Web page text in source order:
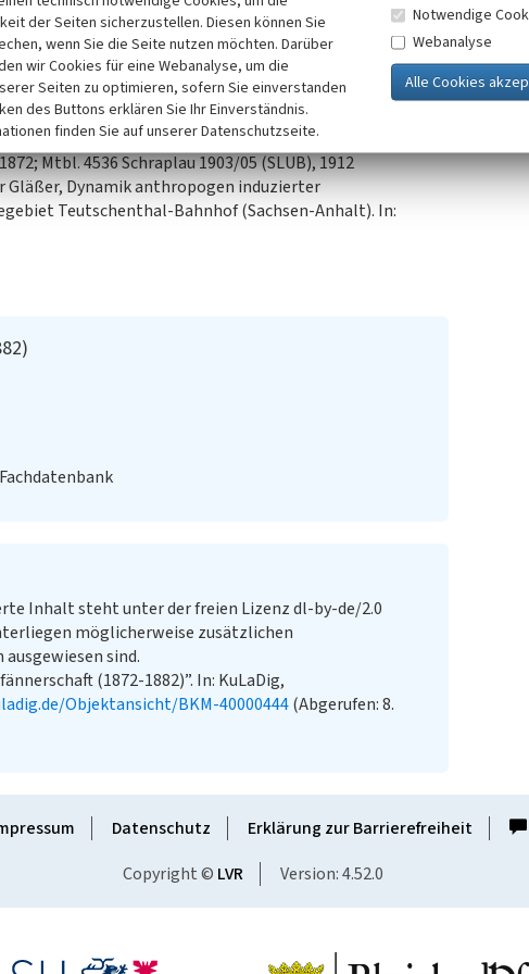
heute Solaranlage.
Mtbl. 4536 Schraplau 1903/05 (SLUB), 1912
Gläßer, Dynamik anthropogen induzierter
Teutschenthal-Bahnhof (Sachsen-Anhalt). In:
Inhalt steht unter der freien Lizenz dl-by-de/2.0
möglicherweise zusätzlichen
sind.
(1872-1882)”. In: KuLaDig,
Objektansicht/BKM-40000444(Abgerufen: 8.
Datenschutz Erklärung zur Barrierefreiheit
Copyright © LVR Version: 4.52.0
der Seiten sicherzustellen. Diesen können Sie
wenn Sie die Seite nutzen möchten. Darüber
wir Cookies für eine Webanalyse, um die
Seiten zu optimieren, sofern Sie einverstanden
des Buttons erklären Sie Ihr Einverständnis.
finden Sie auf unserer Datenschutzseite.
Notwendige
Webanalyse